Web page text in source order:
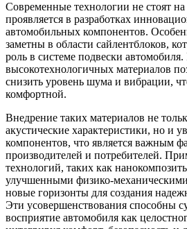
Современные технологии не стоят на
проявляется в разработках
автомобильных компонентов.
заметны в области сайлентблоков,
роль в системе подвески
высокотехнологичных материалов
снизить уровень шума и вибрации,
комфортной.
Внедрение таких материалов не
акустические характеристики, но и
компонентов, что является важным
производителей и потребителей.
технологий, таких как
улучшенными физико-
новые горизонты для создания
Эти усовершенствования способны
восприятие автомобиля как